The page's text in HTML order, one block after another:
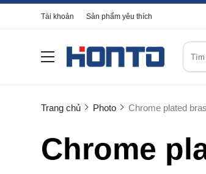
Tài khoản Sản phẩm yêu thích
Trang chủ Photo Chrome plated
Chrome